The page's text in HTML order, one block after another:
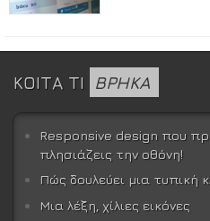
ΚΟΙΤΑ ΤΙ ΒΡΗΚΑ
Responsive design που
πλησιάζεις την οθόνη!
Πώς δουλεύει μια τυπική
Μια λέξη, χίλιες εικόνες